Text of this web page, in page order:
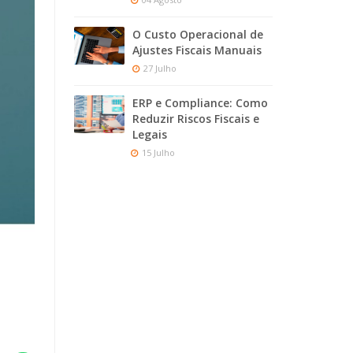
O Custo Operacional de
Ajustes Fiscais Manuais
27 Julho
ERP e Compliance: Como
Reduzir Riscos Fiscais e
Legais
15 Julho